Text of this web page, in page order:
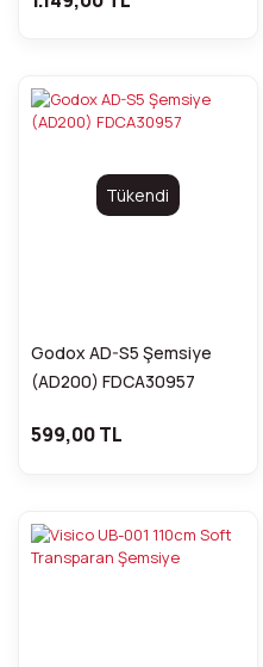
Tükendi
Godox AD-S5 Şemsiye
(AD200) FDCA30957
599,00 TL